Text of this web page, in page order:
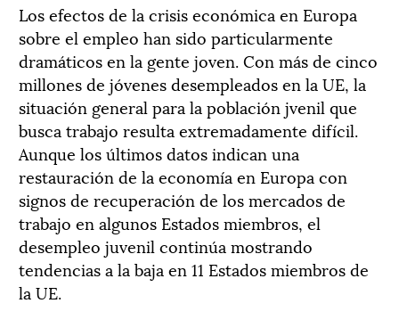
Los efectos de la crisis económica en Europa
sobre el empleo han sido particularmente
dramáticos en la gente joven. Con más de cinco
millones de jóvenes desempleados en la UE, la
situación general para la población jvenil que
busca trabajo resulta extremadamente difícil.
Aunque los últimos datos indican una
restauración de la economía en Europa con
signos de recuperación de los mercados de
trabajo en algunos Estados miembros, el
desempleo juvenil continúa mostrando
tendencias a la baja en 11 Estados miembros de
la UE.